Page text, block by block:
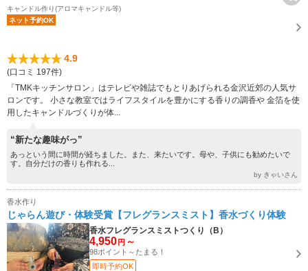
キャンドル作り(アロマキャンドル等)
ネット予約OK
4.9
(口コミ 197件)
「TMKキッチンサロン」はテレビや雑誌でもとりあげられる金沢近郊の人気サ
ロンです。 小さな教室ではライフスタイルを豊かにする香りの調香や 金箔を使
用したキャンドルづくりが体...
“新たな趣味がっ”
あっという間に時間が経ちました。また、来たいです。母や、子供にも勧めたいで
す。自分だけの香りも作れる...
by きゃいさん
香水作り
じゃらん遊び・体験受賞【フレグランスミスト】香水づくり体験
香水フレグランスミストつくり（B）
4,950 円 ～
98ポイント～たまる！
即時予約OK